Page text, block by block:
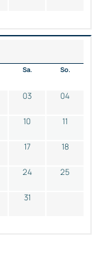
Sa. So.
03 04
10 11
17 18
24 25
31